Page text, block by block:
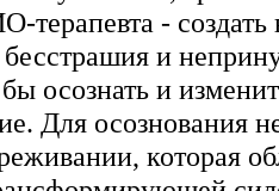
терапевта - создать
и
осознать и
Для осознования
которая